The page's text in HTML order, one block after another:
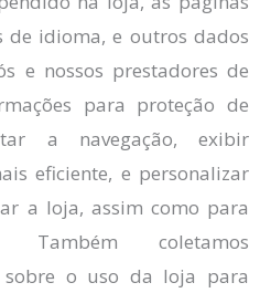
de idioma, e outros dados
e nossos prestadores de
para proteção de
a navegação, exibir
eficiente, e personalizar
a loja, assim como para
Também coletamos
sobre o uso da loja para